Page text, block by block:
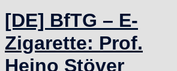
[DE] BfTG – E-
Zigarette: Prof.
Heino Stöver